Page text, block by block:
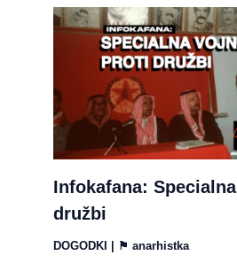
Infokafana:
družbi
DOGODKI | ⚑ anarhistka